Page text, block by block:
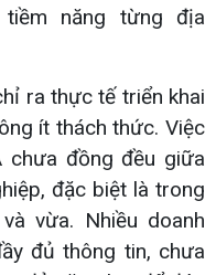
năng từng địa
ra thực tế triển khai
ít thách thức. Việc
đồng đều giữa
đặc biệt là trong
vừa. Nhiều doanh
đủ thông tin, chưa